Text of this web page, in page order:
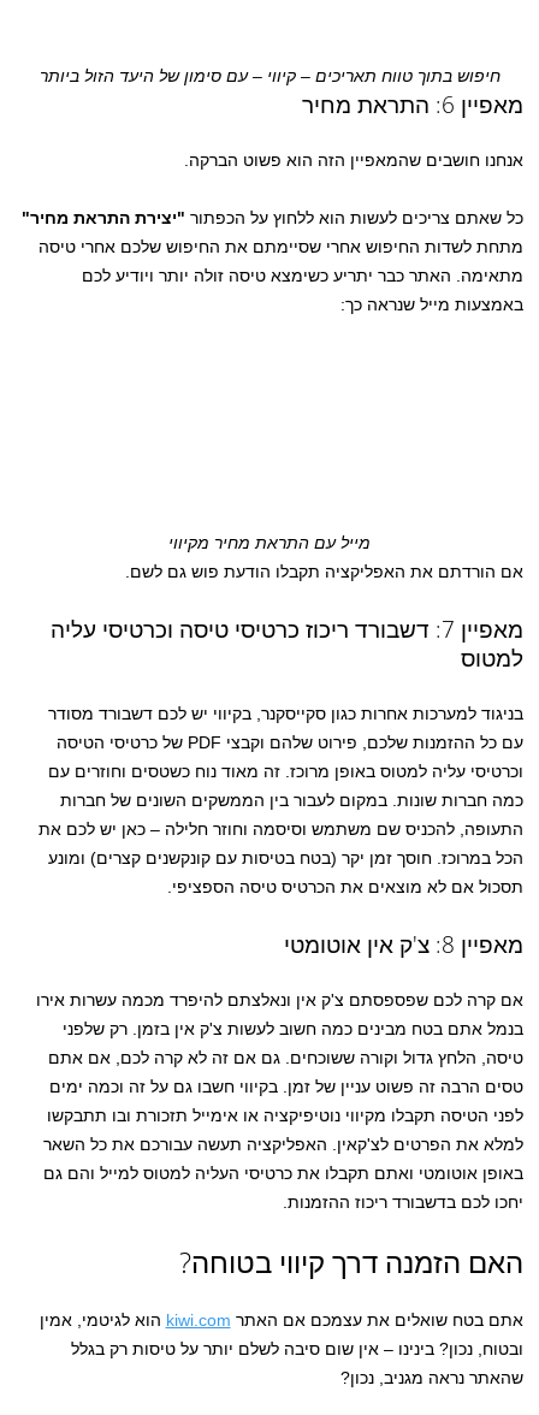
חיפוש בתוך טווח תאריכים – קיווי – עם סימון של היעד הזול ביותר
מאפיין 6: התראת מחיר
אנחנו חושבים שהמאפיין הזה הוא פשוט הברקה.
כל שאתם צריכים לעשות הוא ללחוץ על הכפתור "יצירת התראת מחיר"
מתחת לשדות החיפוש אחרי שסיימתם את החיפוש שלכם אחרי טיסה
מתאימה. האתר כבר יתריע כשימצא טיסה זולה יותר ויודיע לכם
באמצעות מייל שנראה כך:
מייל עם התראת מחיר מקיווי
אם הורדתם את האפליקציה תקבלו הודעת פוש גם לשם.
מאפיין 7: דשבורד ריכוז כרטיסי טיסה וכרטיסי עליה
למטוס
בניגוד למערכות אחרות כגון סקייסקנר, בקיווי יש לכם דשבורד מסודר
עם כל ההזמנות שלכם, פירוט שלהם וקבצי PDF של כרטיסי הטיסה
וכרטיסי עליה למטוס באופן מרוכז. זה מאוד נוח כשטסים וחוזרים עם
כמה חברות שונות. במקום לעבור בין הממשקים השונים של חברות
התעופה, להכניס שם משתמש וסיסמה וחוזר חלילה – כאן יש לכם את
הכל במרוכז. חוסך זמן יקר (בטח בטיסות עם קונקשנים קצרים) ומונע
תסכול אם לא מוצאים את הכרטיס טיסה הספציפי.
מאפיין 8: צ'ק אין אוטומטי
אם קרה לכם שפספסתם צ'ק אין ונאלצתם להיפרד מכמה עשרות אירו
בנמל אתם בטח מבינים כמה חשוב לעשות צ'ק אין בזמן. רק שלפני
טיסה, הלחץ גדול וקורה ששוכחים. גם אם זה לא קרה לכם, אם אתם
טסים הרבה זה פשוט עניין של זמן. בקיווי חשבו גם על זה וכמה ימים
לפני הטיסה תקבלו מקיווי נוטיפיקציה או אימייל תזכורת ובו תתבקשו
למלא את הפרטים לצ'קאין. האפליקציה תעשה עבורכם את כל השאר
באופן אוטומטי ואתם תקבלו את כרטיסי העליה למטוס למייל והם גם
יחכו לכם בדשבורד ריכוז ההזמנות.
האם הזמנה דרך קיווי בטוחה?
אתם בטח שואלים את עצמכם אם האתר kiwi.com הוא לגיטמי, אמין
ובטוח, נכון? בינינו – אין שום סיבה לשלם יותר על טיסות רק בגלל
שהאתר נראה מגניב, נכון?